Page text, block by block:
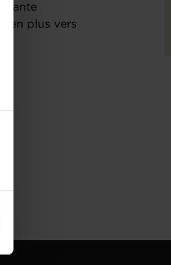
en plus vers